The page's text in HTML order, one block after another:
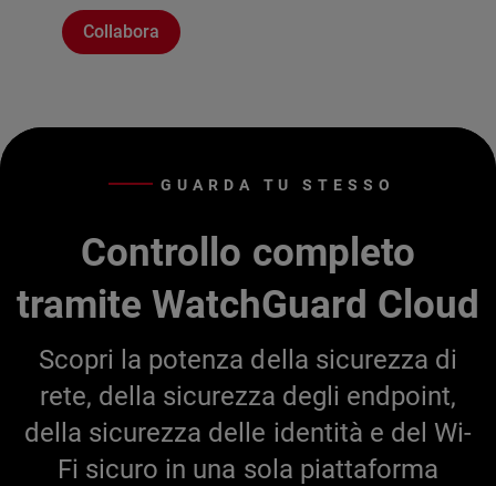
Collabora
GUARDA TU STESSO
Controllo completo
tramite WatchGuard Cloud
Scopri la potenza della sicurezza di
rete, della sicurezza degli endpoint,
della sicurezza delle identità e del Wi-
Fi sicuro in una sola piattaforma